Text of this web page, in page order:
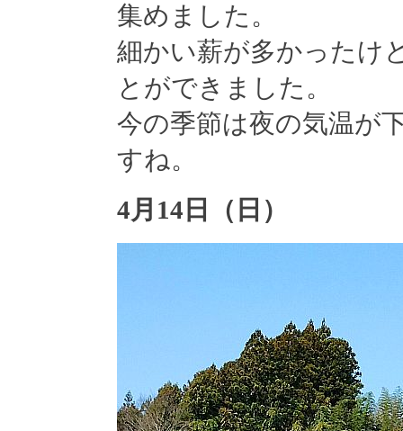
集めました。
細かい薪が多かったけ
とができました。
今の季節は夜の気温が
すね。
4月14日（日）